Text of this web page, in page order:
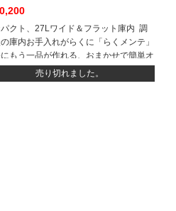
パクト、27Lワイド＆フラット庫内 調
庫内お手入れがらくに「らくメンテ」
もう一品が作れる、おまかせで簡単オ
理
売り切れました。